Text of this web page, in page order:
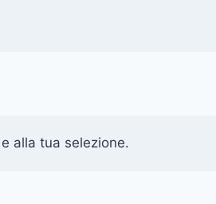
alla tua selezione.